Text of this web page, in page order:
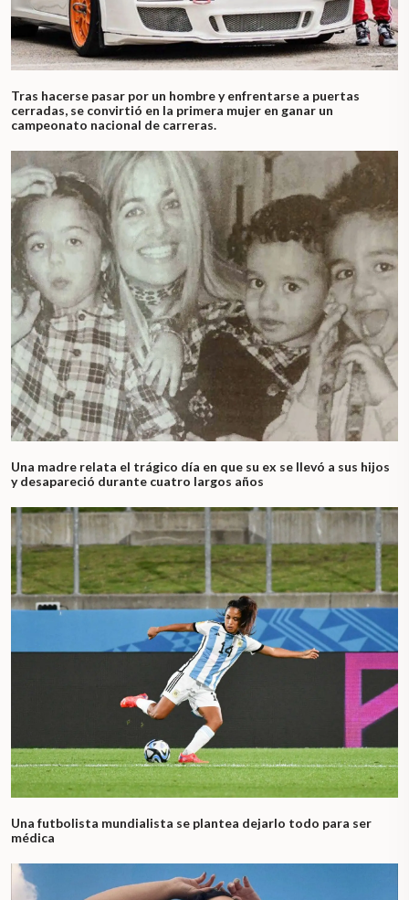
Tras hacerse pasar por un hombre y enfrentarse a puertas
cerradas, se convirtió en la primera mujer en ganar un
campeonato nacional de carreras.
Una madre relata el trágico día en que su ex se llevó a sus hijos
y desapareció durante cuatro largos años
Una futbolista mundialista se plantea dejarlo todo para ser
médica